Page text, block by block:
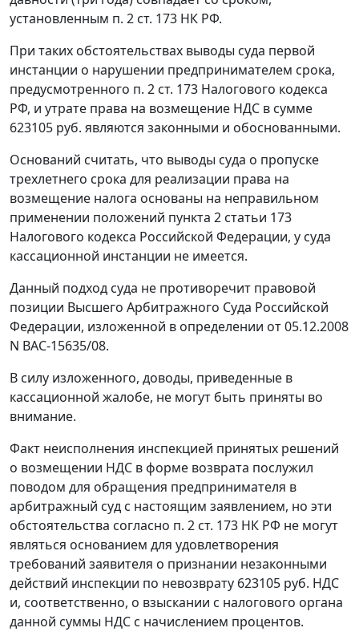
установленным п. 2 ст. 173 НК РФ.
При таких обстоятельствах выводы суда первой
инстанции о нарушении предпринимателем срока,
предусмотренного п. 2 ст. 173 Налогового кодекса
РФ, и утрате права на возмещение НДС в сумме
623105 руб. являются законными и обоснованными.
Оснований считать, что выводы суда о пропуске
трехлетнего срока для реализации права на
возмещение налога основаны на неправильном
применении положений пункта 2 статьи 173
Налогового кодекса Российской Федерации, у суда
кассационной инстанции не имеется.
Данный подход суда не противоречит правовой
позиции Высшего Арбитражного Суда Российской
Федерации, изложенной в определении от 05.12.2008
N ВАС-15635/08.
В силу изложенного, доводы, приведенные в
кассационной жалобе, не могут быть приняты во
внимание.
Факт неисполнения инспекцией принятых решений
о возмещении НДС в форме возврата послужил
поводом для обращения предпринимателя в
арбитражный суд с настоящим заявлением, но эти
обстоятельства согласно п. 2 ст. 173 НК РФ не могут
являться основанием для удовлетворения
требований заявителя о признании незаконными
действий инспекции по невозврату 623105 руб. НДС
и, соответственно, о взыскании с налогового органа
данной суммы НДС с начислением процентов.